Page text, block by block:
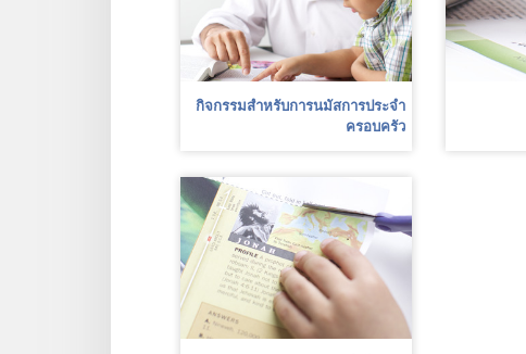
กิจกรรมสำหรับการนมัสการประจำ
ครอบครัว